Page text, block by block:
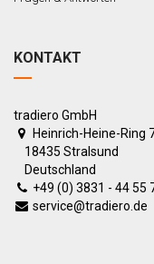
KONTAKT
tradiero GmbH
Heinrich-Heine-Ring
18435 Stralsund
Deutschland
+49 (0) 3831 - 44 55
service@tradiero.de